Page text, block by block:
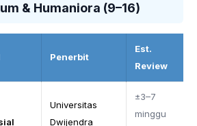
& Humaniora (9–16)
Penerbit
Est.
Review
Universitas
Dwijendra
±3–7
minggu